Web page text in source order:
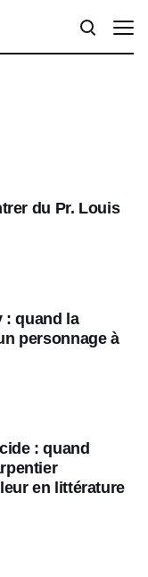
du Pr. Louis
: quand la
personnage à
: quand
en littérature